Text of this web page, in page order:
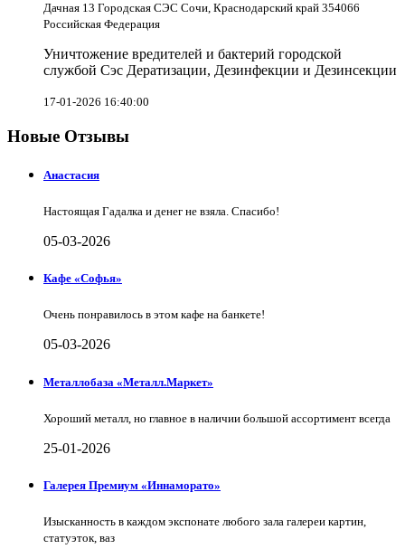
Дачная 13 Городская СЭС Сочи, Краснодарский край 354066
Российская Федерация
Уничтожение вредителей и бактерий городской
службой Сэс Дератизации, Дезинфекции и Дезинсекции
17-01-2026 16:40:00
Новые Отзывы
Анастасия
Настоящая Гадалка и денег не взяла. Спасибо!
05-03-2026
Кафе «Софья»
Очень понравилось в этом кафе на банкете!
05-03-2026
Металлобаза «Металл.Маркет»
Хороший металл, но главное в наличии большой ассортимент всегда
25-01-2026
Галерея Премиум «Иннаморато»
Изысканность в каждом экспонате любого зала галереи картин,
статуэток, ваз